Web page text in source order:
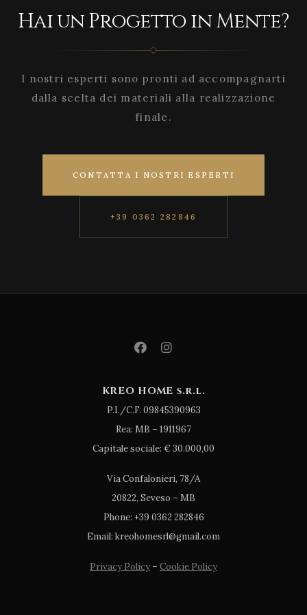
Hai un Progetto in Mente?
I nostri esperti sono pronti ad accompagnarti
dalla scelta dei materiali alla realizzazione
finale.
CONTATTA I NOSTRI ESPERTI
+39 0362 282846
KREO HOME s.r.l.
P.I./C.F. 09845390963
Rea: MB – 1911967
Capitale sociale: € 30.000,00
Via Confalonieri, 78/A
20822, Seveso – MB
Phone: +39 0362 282846
Email: kreohomesrl@gmail.com
Privacy Policy– Cookie Policy